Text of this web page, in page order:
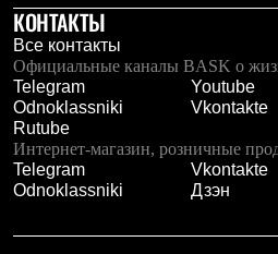
Детская одежда
Утепленная пухом
Комбинезоны
Куртки
Брюки
Утепленная синтетикой
Комбинезоны
Куртки
Брюки
Лёгкая одежда
Толстовки
КОНТАКТЫ
Все контакты
Официальные каналы BASK о
Telegram
Youtube
Odnoklassniki
Vkontakte
Rutube
Интернет-магазин, розничные
Telegram
Vkontakte
Odnoklassniki
Дзэн